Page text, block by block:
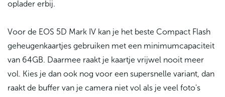
oplader erbij.
Voor de EOS 5D Mark IV kan je het beste Compact Flash
geheugenkaartjes gebruiken met een minimumcapaciteit
van 64GB. Daarmee raakt je kaartje vrijwel nooit meer
vol. Kies je dan ook nog voor een supersnelle variant, dan
raakt de buffer van je camera niet vol als je veel foto's